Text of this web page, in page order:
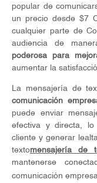
popular de
un precio desde $7
cualquier parte de
audiencia de
poderosa para
aumentar la
La mensajería de
comunicación
puede enviar
efectiva y directa, lo
cliente y generar
textomensajería de
mantenerse
comunicación